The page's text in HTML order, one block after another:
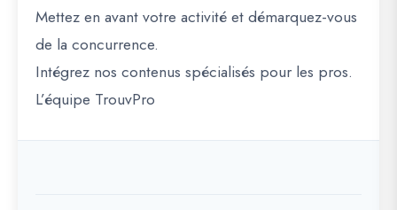
Mettez en avant votre activité et démarquez-vous
de la concurrence.
Intégrez nos contenus spécialisés pour les pros.
L’équipe TrouvPro